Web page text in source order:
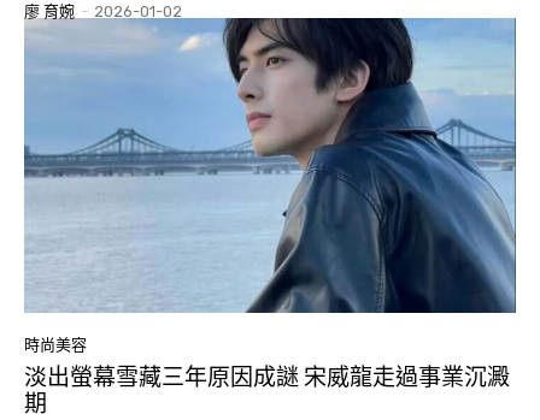
廖 育婉 - 2026-01-02
時尚美容
淡出螢幕雪藏三年原因成謎 宋威龍走過事業沉澱
期